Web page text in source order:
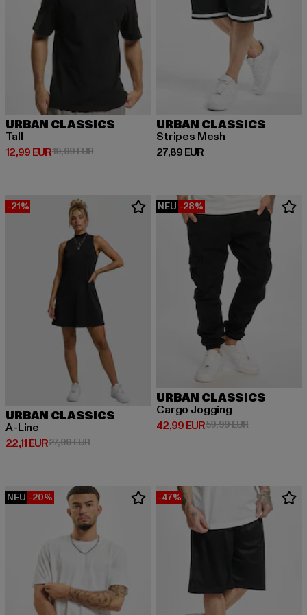
URBAN CLASSICS
Tall
12,99 EUR
Derzeitiger Preis: 12,99 EUR
19,99 EURAktionspreis: 19,99 EUR
URBAN CLASSICS
Stripes Mesh
27,89 EUR
Derzeitiger Preis: 27,89 EUR
-21%
URBAN CLASSICS
A-Line
22,11 EUR
Derzeitiger Preis: 22,11 EUR
27,99 EURAktionspreis: 27,99 EUR
NEU -28%
URBAN CLASSICS
Cargo Jogging
42,99 EUR
Derzeitiger Preis: 42,99 EUR
59,99 EURAktionspreis:
NEU -20% -47%